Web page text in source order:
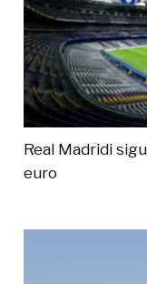
Real Madridi
euro